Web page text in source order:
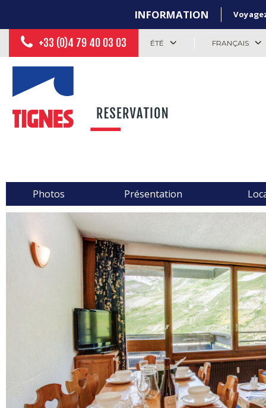
INFORMATION
+33 (0)4 79 40 03 03 ÉTÉ FRANÇAIS
Photos Présentation